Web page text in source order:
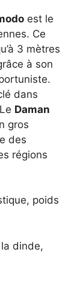
est le
Ce
3 mètres
à son
dans
Daman
gros
des
régions
poids
dinde,